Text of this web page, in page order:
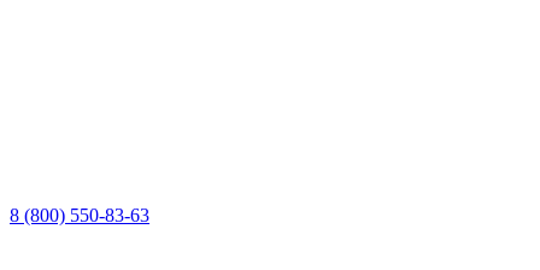
8 (800) 550-83-63